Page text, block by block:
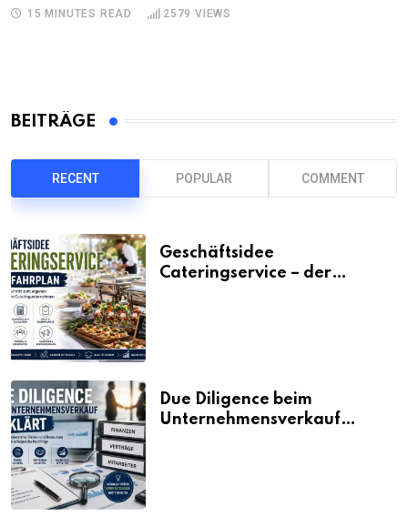
15 MINUTES READ 2579 VIEWS
BEITRÄGE
RECENT POPULAR COMMENT
Geschäftsidee
Cateringservice – der
Due Diligence beim
Unternehmensverkauf